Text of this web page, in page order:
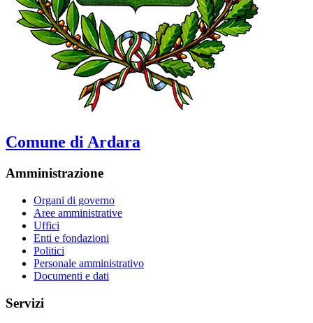
Comune di Ardara
Amministrazione
Organi di governo
Aree amministrative
Uffici
Enti e fondazioni
Politici
Personale amministrativo
Documenti e dati
Servizi